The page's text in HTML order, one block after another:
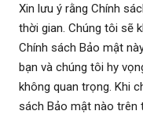
Xin lưu ý rằng Chính
thời gian. Chúng tôi sẽ
Chính sách Bảo mật
bạn và chúng tôi hy
không quan trọng. Khi
sách Bảo mật nào trên